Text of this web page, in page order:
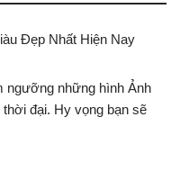
Đẹp Nhất Hiện Nay
ngưỡng những hình Ảnh
đại. Hy vọng bạn sẽ